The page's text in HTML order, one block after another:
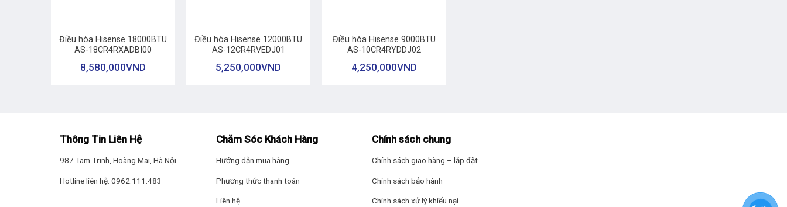
Điều hòa Hisense 18000BTU
AS-18CR4RXADBI00
8,580,000VND
Điều hòa Hisense 12000BTU
AS-12CR4RVEDJ01
5,250,000VND
Điều hòa Hisense 9000BTU
AS-10CR4RYDDJ02
4,250,000VND
Thông Tin Liên Hệ
987 Tam Trinh, Hoàng Mai, Hà Nội
Hotline liên hệ: 0962.111.483
Chăm Sóc Khách Hàng
Hướng dẫn mua hàng
Phương thức thanh toán
Liên hệ
Chính sách chung
Chính sách giao hàng – lắp đặt
Chính sách bảo hành
Chính sách xử lý khiếu nại